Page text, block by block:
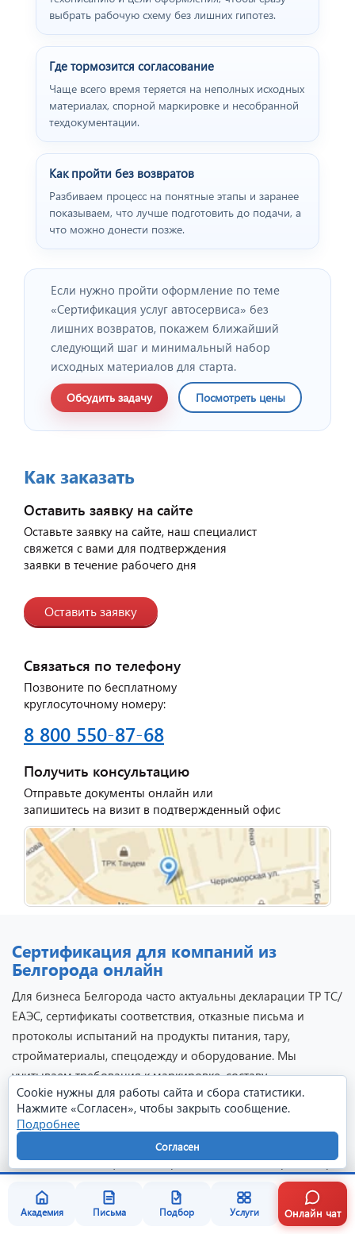
Академия Письма Подбор Услуги Онлайн чат
выбрать рабочую схему без лишних гипотез.
Где тормозится согласование
Чаще всего время теряется на неполных исходных
материалах, спорной маркировке и несобранной
техдокументации.
Как пройти без возвратов
Разбиваем процесс на понятные этапы и заранее
показываем, что лучше подготовить до подачи, а
что можно донести позже.
Если нужно пройти оформление по теме
«Сертификация услуг автосервиса» без
лишних возвратов, покажем ближайший
следующий шаг и минимальный набор
исходных материалов для старта.
Обсудить задачу Посмотреть цены
Как заказать
Оставить заявку на сайте
Оставьте заявку на сайте, наш специалист
свяжется с вами для подтверждения
заявки в течение рабочего дня
Оставить заявку
Связаться по телефону
Позвоните по бесплатному
круглосуточному номеру:
8 800 550-87-68
Получить консультацию
Отправьте документы онлайн или
запишитесь на визит в подтвержденный офис
Сертификация для компаний из
Белгорода онлайн
Для бизнеса Белгорода часто актуальны декларации ТР ТС/
ЕАЭС, сертификаты соответствия, отказные письма и
протоколы испытаний на продукты питания, тару,
стройматериалы, спецодежду и оборудование. Мы
учитываем требования к маркировке, составу,
безопасности и документам поставщика.
Сопровождение ведем дистанционно через центральный
офис ГОСТСЕРТГРУПП в Казани: консультации, проверка
макетов и обмен файлами проходят онлайн. Образцы при
необходимости направляются в лабораторию доставкой, а
готовые оригиналы передаются клиенту удобным
способом.
Cookie нужны для работы сайта и сбора статистики.
Нажмите «Согласен», чтобы закрыть сообщение.
Подробнее
Согласен